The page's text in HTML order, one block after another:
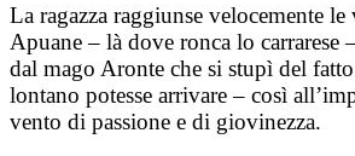
La ragazza raggiunse velocemente
Apuane – là dove ronca lo carrarese
dal mago Aronte che si stupì del
lontano potesse arrivare – così
vento di passione e di giovinezza.